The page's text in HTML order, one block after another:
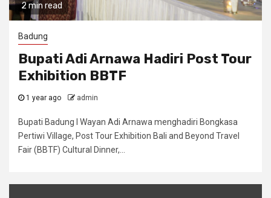
2 min read
Badung
Bupati Adi Arnawa Hadiri Post Tour
Exhibition BBTF
1 year ago admin
Bupati Badung I Wayan Adi Arnawa menghadiri Bongkasa
Pertiwi Village, Post Tour Exhibition Bali and Beyond Travel
Fair (BBTF) Cultural Dinner,...